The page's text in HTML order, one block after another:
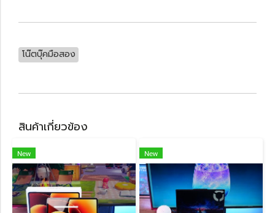
โน๊ตบุ๊คมือสอง
สินค้าเกี่ยวข้อง
New New